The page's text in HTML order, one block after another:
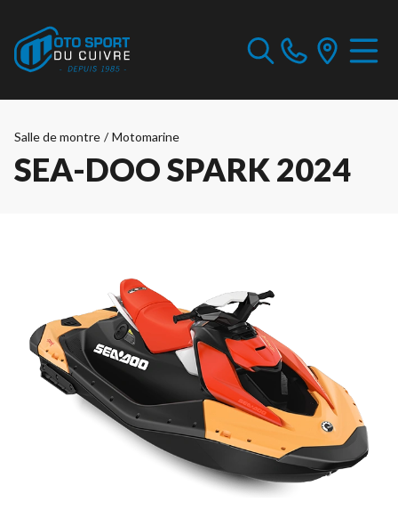
Salle de montre / Motomarine
SEA-DOO SPARK 2024